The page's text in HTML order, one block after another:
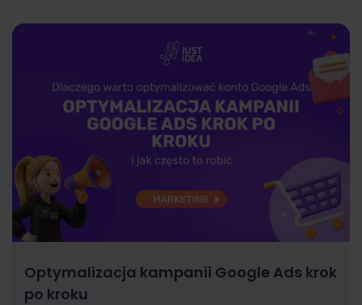
Optymalizacja kampanii Google Ads krok
po kroku